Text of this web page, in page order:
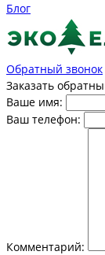
Блог
Обратный звонок
Заказать
Ваше имя:
Ваш телефон:
Комментарий: